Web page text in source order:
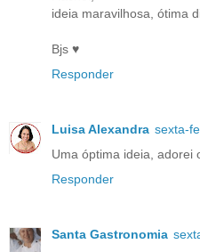
ideia maravilhosa, ótima
Bjs ♥
Responder
Luisa Alexandra sexta-
Uma óptima ideia, adorei
Responder
Santa Gastronomia